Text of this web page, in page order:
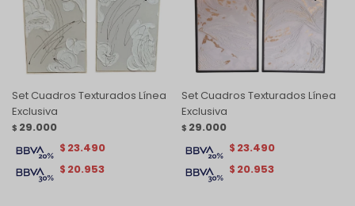
Set Cuadros Texturados Línea
Exclusiva
$ 29.000
$ 20.953
$ 23.490
Set Cuadros Texturados Línea
Exclusiva
$ 29.000
$ 20.953
$ 23.490